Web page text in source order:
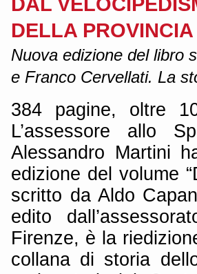
DELLA PROVINCIA
Nuova edizione del libro
e Franco Cervellati. La
384 pagine, oltre
L’assessore allo
Alessandro Martini
edizione del volume
scritto da Aldo
edito
Firenze, è la
collana di storia